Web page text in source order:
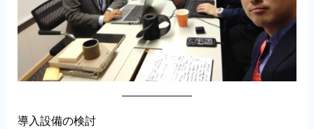
導入設備の検討